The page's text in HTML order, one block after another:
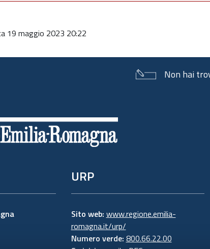
19 maggio 2023 20:22
Non hai
URP
Sito web: www.regione.emilia-
romagna.it/urp/
Numero verde: 800.66.22.00